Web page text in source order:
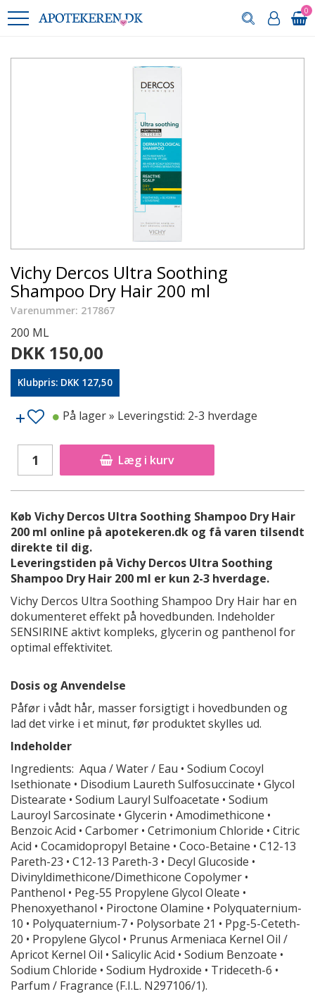
0
Vichy Dercos Ultra Soothing
Shampoo Dry Hair 200 ml
Varenummer: 217867
200 ML
DKK 150,00
Klubpris: DKK 127,50
Læg i kurv
På lager» Leveringstid: 2-3 hverdage
Køb Vichy Dercos Ultra Soothing Shampoo Dry Hair
200 ml online på apotekeren.dk og få varen tilsendt
direkte til dig.
Leveringstiden på Vichy Dercos Ultra Soothing
Shampoo Dry Hair 200 ml er kun 2-3 hverdage.
Vichy Dercos Ultra Soothing Shampoo Dry Hair har en
dokumenteret effekt på hovedbunden. Indeholder
SENSIRINE aktivt kompleks, glycerin og panthenol for
optimal effektivitet.
Dosis og Anvendelse
Påfør i vådt hår, masser forsigtigt i hovedbunden og
lad det virke i et minut, før produktet skylles ud.
Indeholder
Ingredients: Aqua / Water / Eau • Sodium Cocoyl
Isethionate • Disodium Laureth Sulfosuccinate • Glycol
Distearate • Sodium Lauryl Sulfoacetate • Sodium
Lauroyl Sarcosinate • Glycerin • Amodimethicone •
Benzoic Acid • Carbomer • Cetrimonium Chloride • Citric
Acid • Cocamidopropyl Betaine • Coco-Betaine • C12-13
Pareth-23 • C12-13 Pareth-3 • Decyl Glucoside •
Divinyldimethicone/Dimethicone Copolymer •
Panthenol • Peg-55 Propylene Glycol Oleate •
Phenoxyethanol • Piroctone Olamine • Polyquaternium-
10 • Polyquaternium-7 • Polysorbate 21 • Ppg-5-Ceteth-
20 • Propylene Glycol • Prunus Armeniaca Kernel Oil /
Apricot Kernel Oil • Salicylic Acid • Sodium Benzoate •
Sodium Chloride • Sodium Hydroxide • Trideceth-6 •
Parfum / Fragrance (F.I.L. N297106/1).